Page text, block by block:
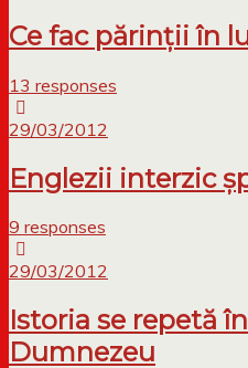
Ce fac părinții în
13 responses
29/03/2012
Englezii interzic
9 responses
29/03/2012
Istoria se repetă
Dumnezeu